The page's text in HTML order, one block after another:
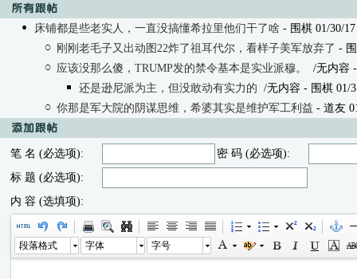
床铺都是些老实人，一直没搞懂希拉里他们干了啥 - 围棋 01/30/
刚刚老毛子又出动图22炸了祖耳代尔，看样子美军放弃了 -
应该没那么傻，TRUMP发的禁令基本是实业派穆。
/无内容
还是逊尼派为主，但没敢动有实力的 /无内容 - 围棋 01/
你那是军大院的阴谋思维，希婆其实是维护军工利益 - 道友
笔 名 (必选项):
密 码 (必选项):
标 题 (必选项):
内 容 (选填项):
段落格式 字体 字号